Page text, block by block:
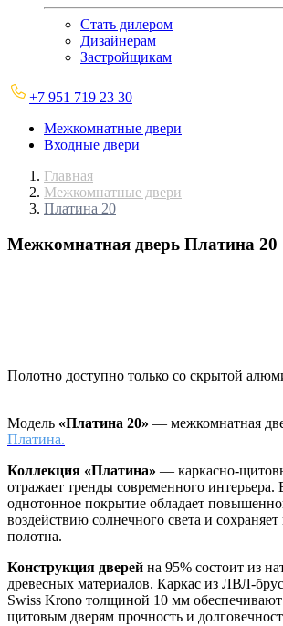
Стать дилером
Дизайнерам
Застройщикам
+7 951 719 23 30
Межкомнатные двери
Входные двери
Главная
Межкомнатные двери
Платина 20
Межкомнатная дверь Платина 20
Полотно доступно только со скрытой
Модель «Платина 20» — межкомнатная
Платина.
Коллекция «Платина» — каркасно-
отражает тренды современного интерьера.
однотонное покрытие обладает
воздействию солнечного света и сохраняет
полотна.
Конструкция дверей на 95% состоит из
древесных материалов. Каркас из ЛВЛ-
Swiss Krono толщиной 10 мм обеспечивают
щитовым дверям прочность и